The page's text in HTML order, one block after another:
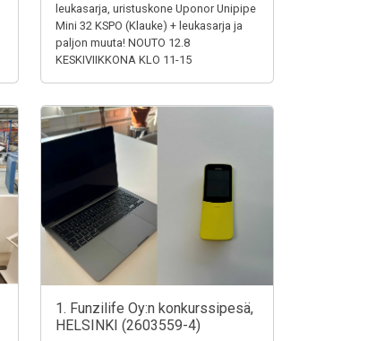
leukasarja, uristuskone Uponor Unipipe
Mini 32 KSPO (Klauke) + leukasarja ja
paljon muuta! NOUTO 12.8
KESKIVIIKKONA KLO 11-15
1. Funzilife Oy:n konkurssipesä,
HELSINKI (2603559-4)